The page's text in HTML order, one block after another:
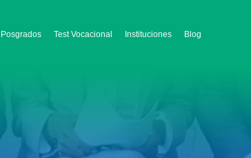
Posgrados Test Vocacional Instituciones Blog